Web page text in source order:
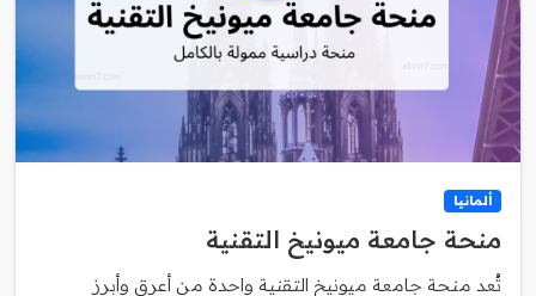
ألمانيا
منحة جامعة ميونيخ التقنية
تُعد منحة جامعة ميونيخ التقنية واحدة من أعرق وأبرز